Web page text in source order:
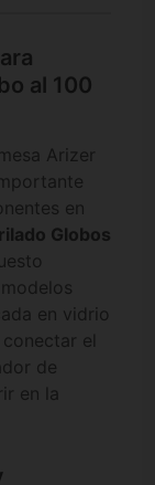
al 100
Arizer
en
Globos
en vidrio
el
de
en la